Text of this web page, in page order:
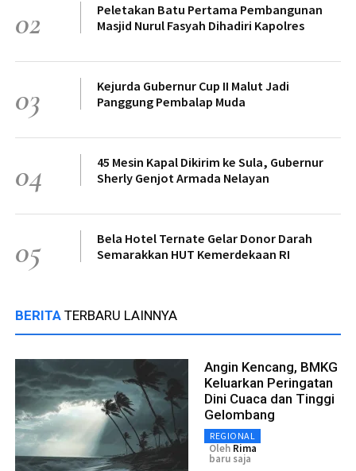
02
Peletakan Batu Pertama Pembangunan
Masjid Nurul Fasyah Dihadiri Kapolres
03
Kejurda Gubernur Cup II Malut Jadi
Panggung Pembalap Muda
04
45 Mesin Kapal Dikirim ke Sula, Gubernur
Sherly Genjot Armada Nelayan
05
Bela Hotel Ternate Gelar Donor Darah
Semarakkan HUT Kemerdekaan RI
BERITA TERBARU LAINNYA
Angin Kencang, BMKG
Keluarkan Peringatan
Dini Cuaca dan Tinggi
Gelombang
REGIONAL
Oleh Rima
baru saja